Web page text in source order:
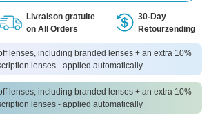
Livraison gratuite
on All Orders
30-Day
Retourzending
lenses, including branded lenses + an extra 10%
lenses - applied automatically
lenses, including branded lenses + an extra 10%
lenses - applied automatically